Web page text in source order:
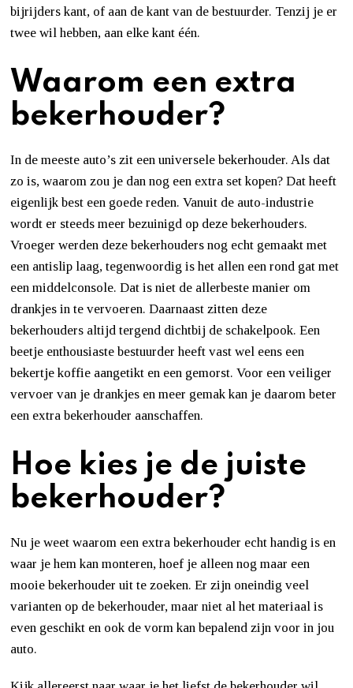
bijrijders kant, of aan de kant van de bestuurder. Tenzij je er
twee wil hebben, aan elke kant één.
Waarom een extra
bekerhouder?
In de meeste auto’s zit een universele bekerhouder. Als dat
zo is, waarom zou je dan nog een extra set kopen? Dat heeft
eigenlijk best een goede reden. Vanuit de auto-industrie
wordt er steeds meer bezuinigd op deze bekerhouders.
Vroeger werden deze bekerhouders nog echt gemaakt met
een antislip laag, tegenwoordig is het allen een rond gat met
een middelconsole. Dat is niet de allerbeste manier om
drankjes in te vervoeren. Daarnaast zitten deze
bekerhouders altijd tergend dichtbij de schakelpook. Een
beetje enthousiaste bestuurder heeft vast wel eens een
bekertje koffie aangetikt en een gemorst. Voor een veiliger
vervoer van je drankjes en meer gemak kan je daarom beter
een extra bekerhouder aanschaffen.
Hoe kies je de juiste
bekerhouder?
Nu je weet waarom een extra bekerhouder echt handig is en
waar je hem kan monteren, hoef je alleen nog maar een
mooie bekerhouder uit te zoeken. Er zijn oneindig veel
varianten op de bekerhouder, maar niet al het materiaal is
even geschikt en ook de vorm kan bepalend zijn voor in jou
auto.